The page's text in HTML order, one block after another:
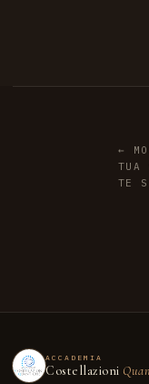
←
TUA
TE
ACCADEMIA
Costellazioni